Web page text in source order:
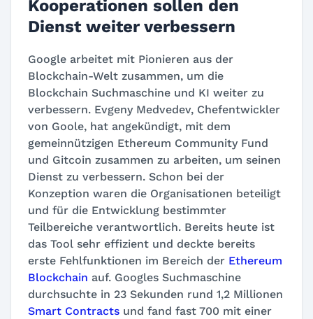
Kooperationen sollen den
Dienst weiter verbessern
Google arbeitet mit Pionieren aus der
Blockchain-Welt zusammen, um die
Blockchain Suchmaschine und KI weiter zu
verbessern. Evgeny Medvedev, Chefentwickler
von Goole, hat angekündigt, mit dem
gemeinnützigen Ethereum Community Fund
und Gitcoin zusammen zu arbeiten, um seinen
Dienst zu verbessern. Schon bei der
Konzeption waren die Organisationen beteiligt
und für die Entwicklung bestimmter
Teilbereiche verantwortlich. Bereits heute ist
das Tool sehr effizient und deckte bereits
erste Fehlfunktionen im Bereich der Ethereum
Blockchain auf. Googles Suchmaschine
durchsuchte in 23 Sekunden rund 1,2 Millionen
Smart Contracts und fand fast 700 mit einer